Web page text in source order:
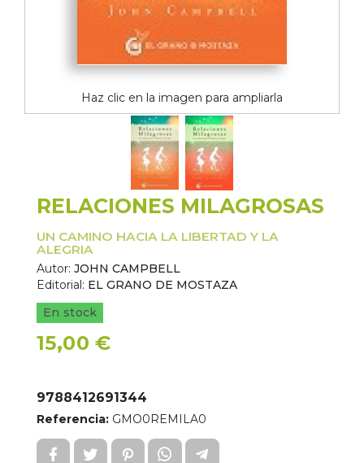
Haz clic en la imagen para ampliarla
RELACIONES MILAGROSAS
UN CAMINO HACIA LA LIBERTAD Y LA
ALEGRIA
Autor: JOHN CAMPBELL
Editorial: EL GRANO DE MOSTAZA
En stock
15,00 €
9788412691344
Referencia: GMO0REMILA0